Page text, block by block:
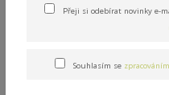
Nafukovací
Přeji si odebírat novinky e-
Souhlasím se